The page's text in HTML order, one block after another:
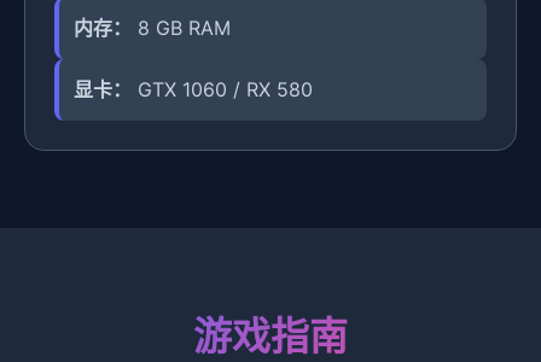
内存： 8 GB RAM
显卡： GTX 1060 / RX 580
游戏指南